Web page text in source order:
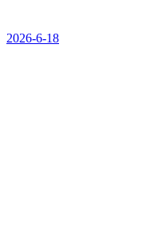
2026-6-18